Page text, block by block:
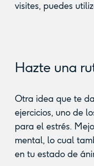
visites, puedes
Hazte una
Otra idea que te
ejercicios, uno de
para el estrés.
mental, lo cual
en tu estado de